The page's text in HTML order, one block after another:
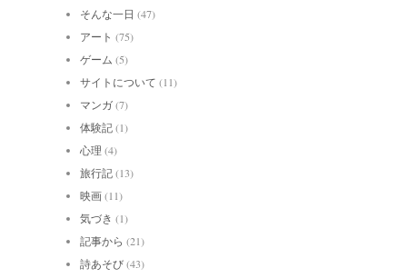
そんな一日 (47)
アート (75)
ゲーム (5)
サイトについて (11)
マンガ(7)
体験記(1)
心理 (4)
旅行記(13)
映画(11)
気づき (1)
記事から (21)
詩あそび(43)